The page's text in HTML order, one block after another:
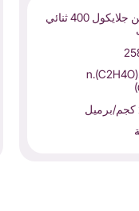
بولي إيثيلين جلايكول 400 ثنائي
(C4H5O).(C2H4O)n.